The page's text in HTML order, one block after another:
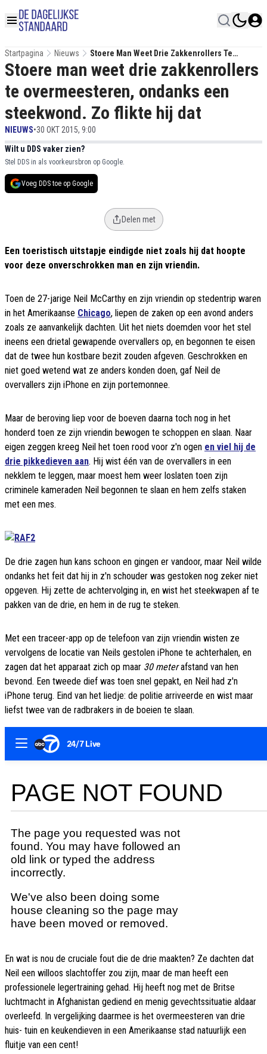
Startpagina Nieuws
Stoere Man Weet Drie Zakkenrollers Te
Overmeesteren, Ondanks Een Steekwond. Zo
Flikte Hij Dat
Stoere man weet drie zakkenrollers
te overmeesteren, ondanks een
steekwond. Zo flikte hij dat
NIEUWS•30 OKT 2015, 9:00
Wilt u DDS vaker zien?
Stel DDS in als voorkeursbron op Google.
Voeg DDS toe op Google
Delen met
Een toeristisch uitstapje eindigde niet zoals hij dat hoopte
voor deze onverschrokken man en zijn vriendin.
Toen de 27-jarige Neil McCarthy en zijn vriendin op stedentrip waren
in het Amerikaanse Chicago, liepen de zaken op een avond anders
zoals ze aanvankelijk dachten. Uit het niets doemden voor het stel
ineens een drietal gewapende overvallers op, en begonnen te eisen
dat de twee hun kostbare bezit zouden afgeven. Geschrokken en
niet goed wetend wat ze anders konden doen, gaf Neil de
overvallers zijn iPhone en zijn portemonnee.
Maar de beroving liep voor de boeven daarna toch nog in het
honderd toen ze zijn vriendin bewogen te schoppen en slaan. Naar
eigen zeggen kreeg Neil het toen rood voor z'n ogen en viel hij de
drie pikkedieven aan. Hij wist één van de overvallers in een
nekklem te leggen, maar moest hem weer loslaten toen zijn
criminele kameraden Neil begonnen te slaan en hem zelfs staken
met een mes.
De drie zagen hun kans schoon en gingen er vandoor, maar Neil wilde
ondanks het feit dat hij in z'n schouder was gestoken nog zeker niet
opgeven. Hij zette de achtervolging in, en wist het steekwapen af te
pakken van de drie, en hem in de rug te steken.
Met een traceer-app op de telefoon van zijn vriendin wisten ze
vervolgens de locatie van Neils gestolen iPhone te achterhalen, en
zagen dat het apparaat zich op maar 30 meterafstand van hen
bevond. Een tweede dief was toen snel gepakt, en Neil had z'n
iPhone terug. Eind van het liedje: de politie arriveerde en wist maar
liefst twee van de radbrakers in de boeien te slaan.
En wat is nou de cruciale fout die de drie maakten? Ze dachten dat
Neil een willoos slachtoffer zou zijn, maar de man heeft een
professionele legertraining gehad. Hij heeft nog met de Britse
luchtmacht in Afghanistan gediend en menig gevechtssituatie aldaar
overleefd. In vergelijking daarmee is het overmeesteren van drie
huis- tuin en keukendieven in een Amerikaanse stad natuurlijk een
fluitje van een cent!